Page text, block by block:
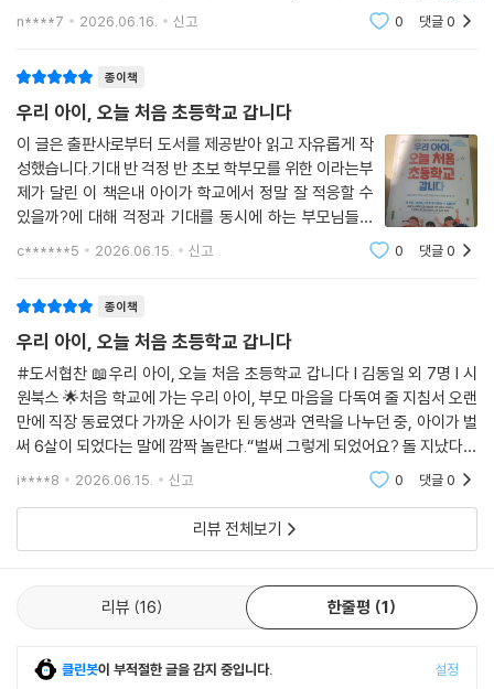
음을 진정시키고 안심시켜주는 초등 입학·생활 맞춤형 가
n****7 2026.06.16. 신고 0 댓글0
종이책
우리 아이, 오늘 처음 초등학교 갑니다
이 글은 출판사로부터 도서를 제공받아 읽고 자유롭게 작
성했습니다.기대 반 걱정 반 초보 학부모를 위한 이라는부
제가 달린 이 책은내 아이가 학교에서 정말 잘 적응할 수
있을까?에 대해 걱정과 기대를 동시에 하는 부모님들을
위한전문가들의 이야기가 담겨 있습니다.교육부 공식 자
c******5 2026.06.15. 신고 0 댓글0
종이책
우리 아이, 오늘 처음 초등학교 갑니다
#도서협찬 📖우리 아이, 오늘 처음 초등학교 갑니다 I 김동일 외 7명 I 시
원북스 🌟처음 학교에 가는 우리 아이, 부모 마음을 다독여 줄 지침서 오랜
만에 직장 동료였다 가까운 사이가 된 동생과 연락을 나누던 중, 아이가 벌
써 6살이 되었다는 말에 깜짝 놀란다.“벌써 그렇게 되었어요? 돌 지났다고
했던 때가 기억나는데 시간이 정말 빠르네요.” 나 역시 실감이 나지 않았
i****8 2026.06.15. 신고 0 댓글0
리뷰 전체보기
리뷰 16 한줄평 1
클린봇이 부적절한 글을 감지 중입니다. 설정